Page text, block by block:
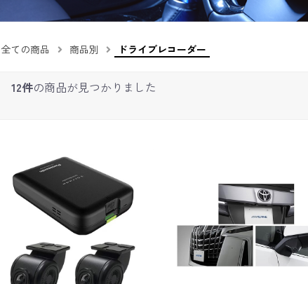
全ての商品 商品別 ドライブレコーダー
12件の商品が見つかりました